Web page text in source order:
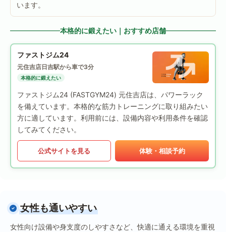
います。
本格的に鍛えたい｜おすすめ店舗
ファストジム24
元住吉店日吉駅から車で3分
本格的に鍛えたい
ファストジム24 (FASTGYM24) 元住吉店は、パワーラック
を備えています。本格的な筋力トレーニングに取り組みたい
方に適しています。利用前には、設備内容や利用条件を確認
してみてください。
公式サイトを見る 体験・相談予約
女性も通いやすい
女性向け設備や身支度のしやすさなど、快適に通える環境を重視